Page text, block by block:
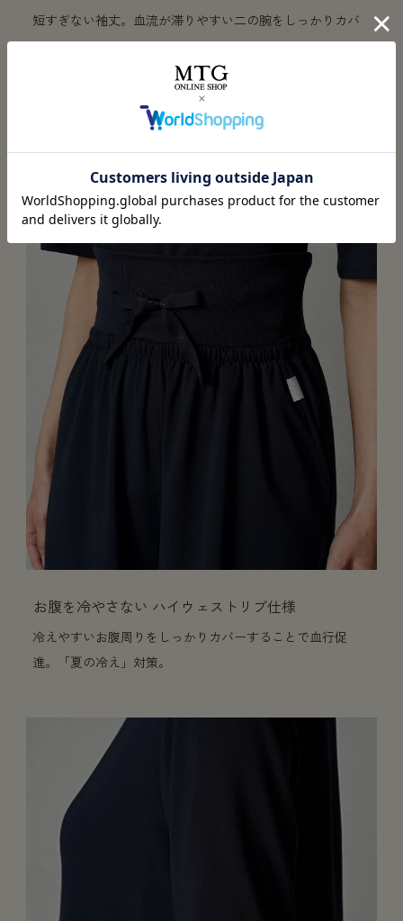
短すぎない袖丈。血流が滞りやすい二の腕をしっかりカバ
ー。
お腹を冷やさない ハイウェストリブ仕様
冷えやすいお腹周りをしっかりカバーすることで血行促
進。「夏の冷え」対策。